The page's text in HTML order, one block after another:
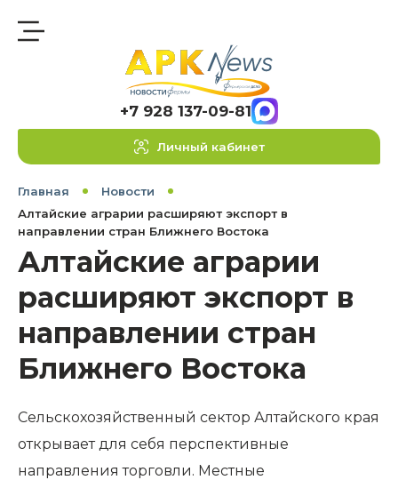
+7 928 137-09-81
Личный кабинет
Главная
Новости
Алтайские аграрии расширяют экспорт в
направлении стран Ближнего Востока
Алтайские аграрии
расширяют экспорт в
направлении стран
Ближнего Востока
Сельскохозяйственный сектор Алтайского края
открывает для себя перспективные
направления торговли. Местные